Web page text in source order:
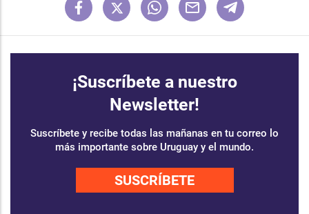
¡Suscríbete a nuestro
Newsletter!
Suscríbete y recibe todas las mañanas en tu correo lo
más importante sobre Uruguay y el mundo.
SUSCRÍBETE